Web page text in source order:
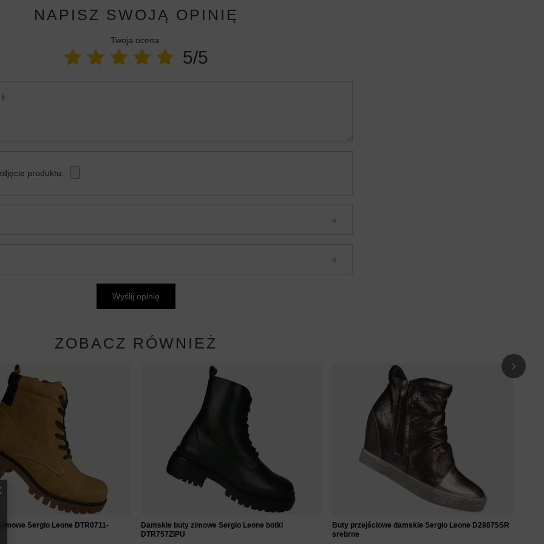
NAPISZ SWOJĄ OPINIĘ
Twoja ocena:
5/5
produktu:
Wyślij opinię
ZOBACZ RÓWNIEŻ
Sergio Leone DTR0711-
Damskie buty zimowe Sergio Leone botki
DTR757ZIPU
Buty przejściowe damskie Sergio Leone D28875SR
srebrne